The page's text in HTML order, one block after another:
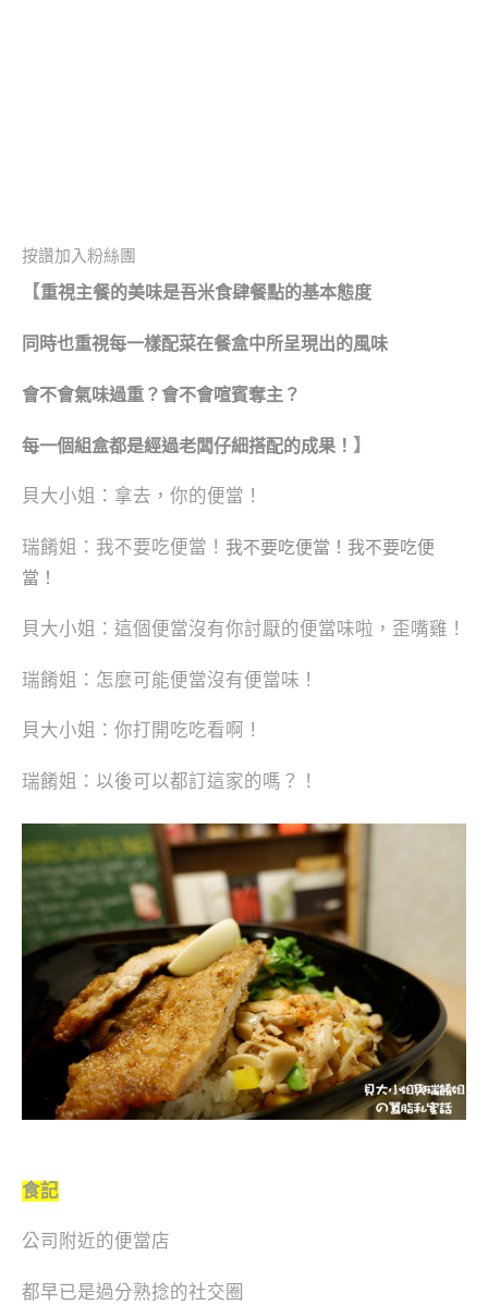
按讚加入粉絲團
【重視主餐的美味是吾米食肆餐點的基本態度
同時也重視每一樣配菜在餐盒中所呈現出的風味
會不會氣味過重？會不會喧賓奪主？
每一個組盒都是經過老闆仔細搭配的成果！ 】
貝大小姐：拿去，你的便當！
瑞餚姐：我不要吃便當！ 我不要吃便當！ 我不要吃便
當！
貝大小姐：這個便當沒有你討厭的便當味啦，歪嘴雞！
瑞餚姐：怎麼可能便當沒有便當味！
貝大小姐：你打開吃吃看啊！
瑞餚姐：以後可以都訂這家的嗎？！
食記
公司附近的便當店
都早已是過分熟捻的社交圈